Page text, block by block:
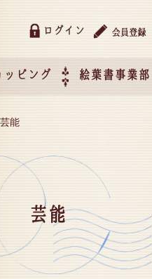
ログイン
ッピング 絵葉書事業部
芸能
芸能